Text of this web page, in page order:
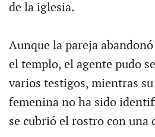
de la iglesia.
Aunque la pareja
el templo, el agente pudo
varios testigos, mientras
femenina no ha sido
se cubrió el rostro con una